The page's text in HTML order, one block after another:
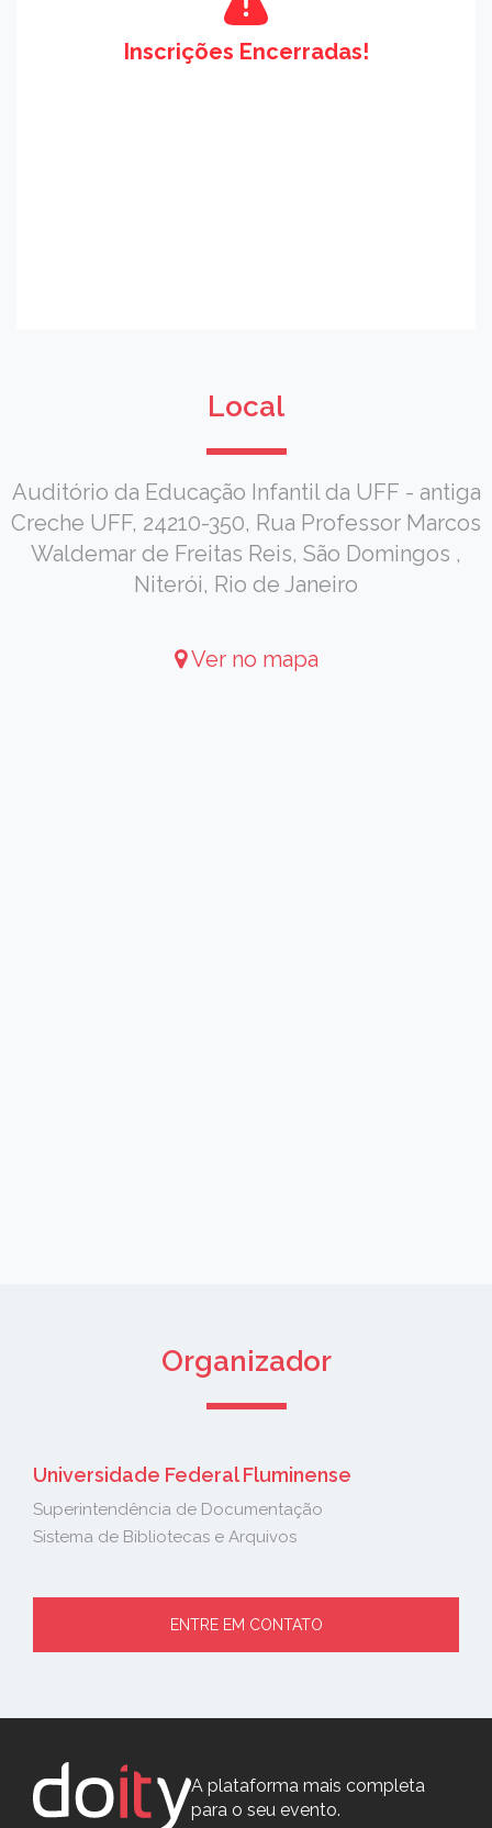
Inscrições Encerradas!
Local
Auditório da Educação Infantil da UFF - antiga
Creche UFF, 24210-350, Rua Professor Marcos
Waldemar de Freitas Reis, São Domingos ,
Niterói, Rio de Janeiro
Ver no mapa
Organizador
Universidade Federal Fluminense
Superintendência de Documentação
Sistema de Bibliotecas e Arquivos
ENTRE EM CONTATO
A plataforma mais completa
para o seu evento.